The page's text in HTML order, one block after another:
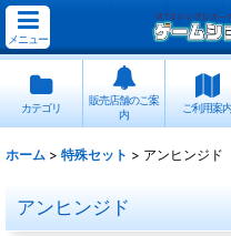
メニュー
カテゴリ
販売店舗のご案
内
ご利用案内
ホーム > 特殊セット > アンヒンジド
アンヒンジド